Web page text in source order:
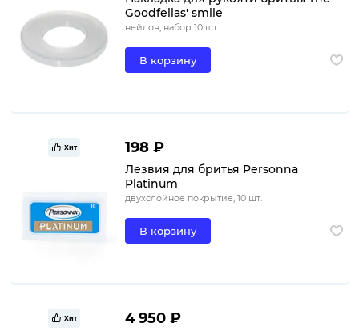
Goodfellas' smile
нейлон, набор 10 шт
В корзину
Хит 198 ₽
Лезвия для бритья Personna
Platinum
двухслойное покрытие, 10 шт.
В корзину
Хит 4 950 ₽